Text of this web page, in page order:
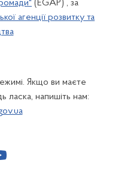
(EGAP) , за
агенції розвитку та
Якщо ви маєте
ласка, напишіть нам: